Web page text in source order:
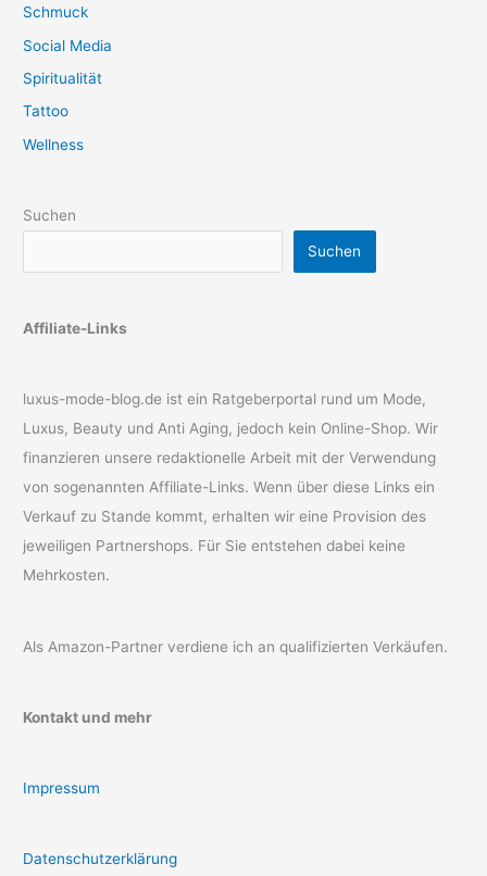
Schmuck
Social Media
Spiritualität
Tattoo
Wellness
Suchen
Suchen
Affiliate-Links
luxus-mode-blog.de ist ein Ratgeberportal rund um Mode,
Luxus, Beauty und Anti Aging, jedoch kein Online-Shop. Wir
finanzieren unsere redaktionelle Arbeit mit der Verwendung
von sogenannten Affiliate-Links. Wenn über diese Links ein
Verkauf zu Stande kommt, erhalten wir eine Provision des
jeweiligen Partnershops. Für Sie entstehen dabei keine
Mehrkosten.
Als Amazon-Partner verdiene ich an qualifizierten Verkäufen.
Kontakt und mehr
Impressum
Datenschutzerklärung